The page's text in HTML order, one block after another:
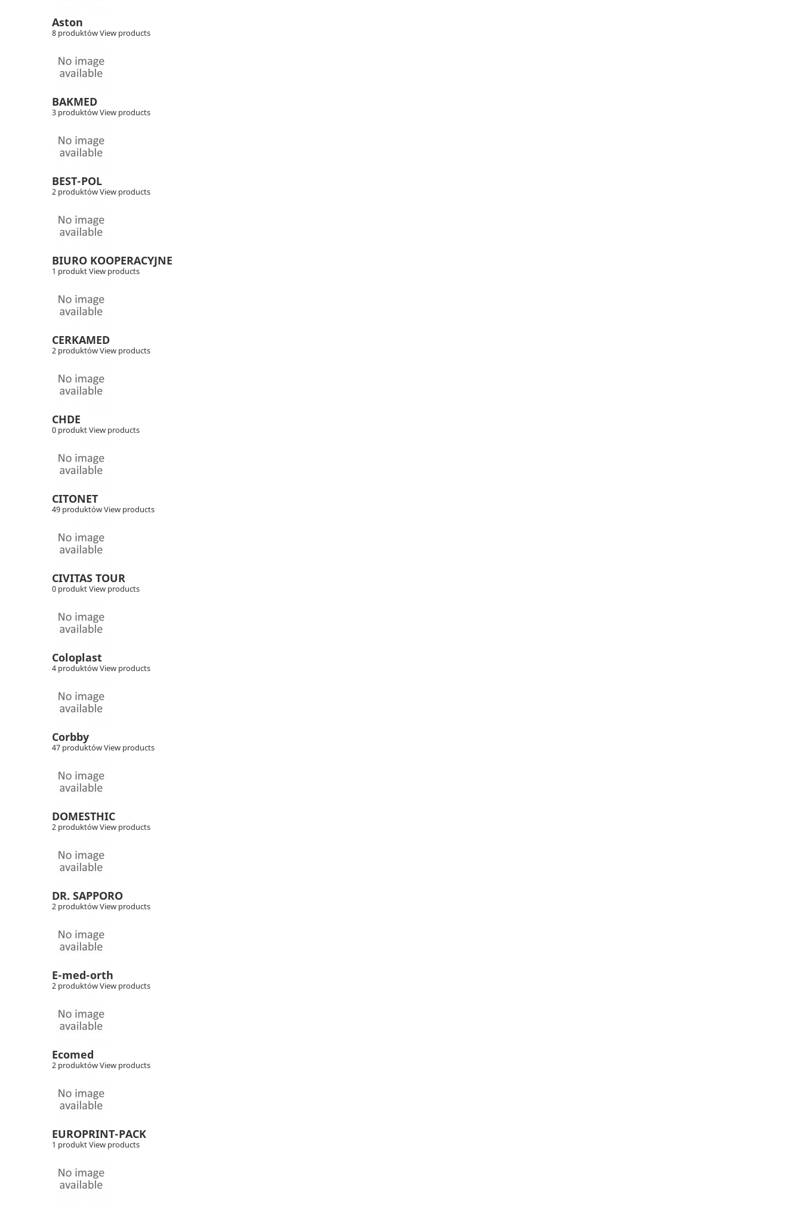
Aston
8 produktówView products
BAKMED
3 produktówView products
BEST-POL
2 produktówView products
BIURO KOOPERACYJNE
1 produktView products
CERKAMED
2 produktówView products
CHDE
0 produktView products
CITONET
49 produktówView products
CIVITAS TOUR
0 produktView products
Coloplast
4 produktówView products
Corbby
47 produktówView products
DOMESTHIC
2 produktówView products
DR. SAPPORO
2 produktówView products
E-med-orth
2 produktówView products
Ecomed
2 produktówView products
EUROPRINT-PACK
1 produktView products